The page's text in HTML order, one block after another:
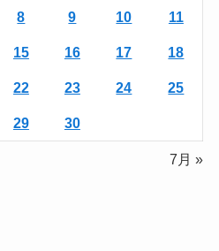
8 9 10 11
15 16 17 18
22 23 24 25
29 30
7月 »